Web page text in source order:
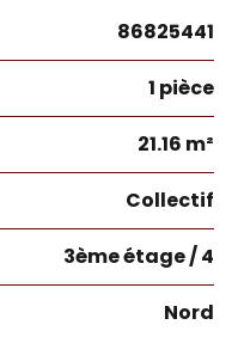
86825441
1 pièce
21.16 m²
Collectif
3ème étage / 4
Nord